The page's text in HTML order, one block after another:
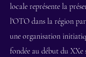
locale représente la
l'OTO dans la région
une organisation
fondée au début du XXe